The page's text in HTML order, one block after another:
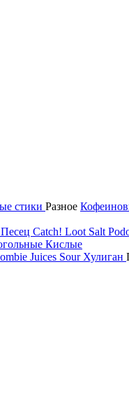
стики Разное
Catch! Loot Salt
Кислые
Juices Sour Хулиган